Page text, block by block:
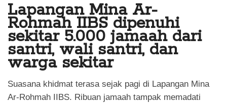
Lapangan Mina Ar-
Rohmah IIBS dipenuhi
sekitar 5.000 jamaah dari
santri, wali santri, dan
warga sekitar
Suasana khidmat terasa sejak pagi di Lapangan Mina
Ar-Rohmah IIBS. Ribuan jamaah tampak memadati